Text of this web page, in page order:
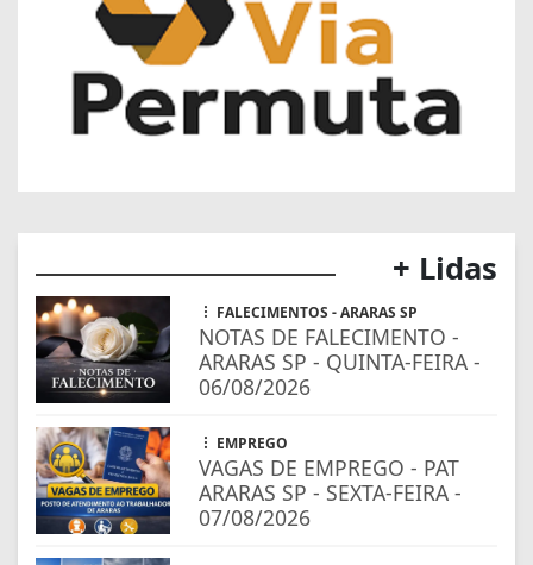
+ Lidas
FALECIMENTOS - ARARAS SP
NOTAS DE FALECIMENTO -
ARARAS SP - QUINTA-FEIRA -
06/08/2026
EMPREGO
VAGAS DE EMPREGO - PAT
ARARAS SP - SEXTA-FEIRA -
07/08/2026